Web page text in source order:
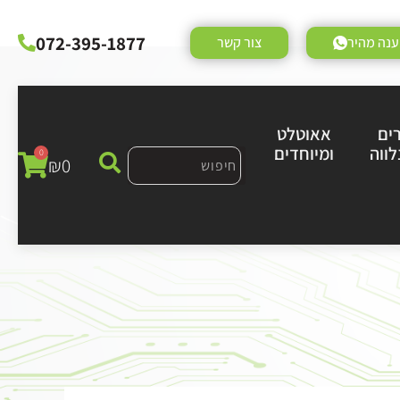
מהיר צור קשר 072-395-1877
אאוטלט
ומיוחדים
₪0
0